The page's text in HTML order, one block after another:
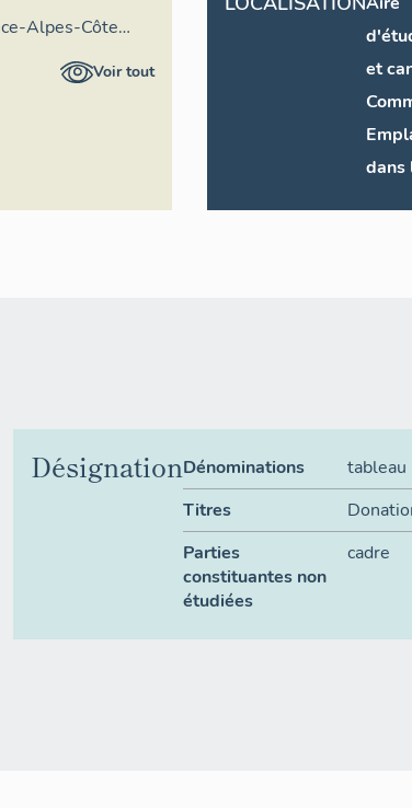
Alpes-Côte
général
Voir tout
et
dans
DésignationDénominations
tableau
Titres
Parties
constituantes non
étudiées
cadre